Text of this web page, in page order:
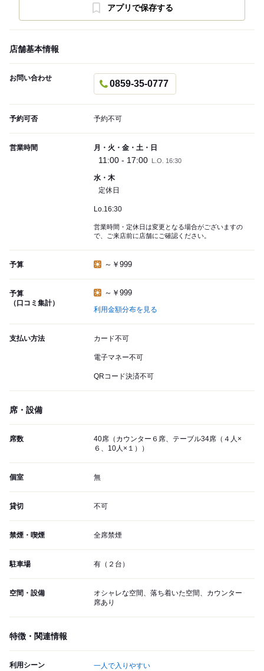
アプリで保存する
店舗基本情報
お問い合わせ
0859-35-0777
予約可否 予約不可
営業時間 月・火・金・土・日
11:00 - 17:00 L.O. 16:30
水・木
定休日
Lo.16:30
営業時間・定休日は変更となる場合がございますの
で、ご来店前に店舗にご確認ください。
予算 ～￥999
予算
（口コミ集計）
～￥999
利用金額分布を見る
支払い方法 カード不可
電子マネー不可
QRコード決済不可
席・設備
席数
40席（カウンター６席、テーブル34席（４人×
６、10人×１））
個室 無
貸切 不可
禁煙・喫煙 全席禁煙
駐車場 有（２台）
空間・設備
オシャレな空間、落ち着いた空間、カウンター
席あり
特徴・関連情報
利用シーン 一人で入りやすい